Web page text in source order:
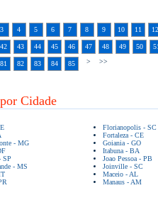
3 4 5 6 7 8 9 10 11 12
42 43 44 45 46 47 48 49 50 51
81 82 83 84 85 > >>
Cidade
- MG
SP
- MS
Florianopolis - SC
Fortaleza - CE
Goiania - GO
Itabuna - BA
Joao Pessoa - PB
Joinville - SC
Maceio - AL
Manaus - AM